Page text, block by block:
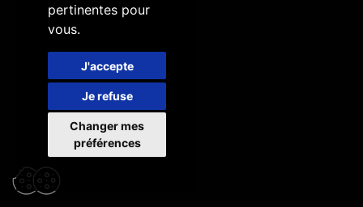
pertinentes pour
vous.
J'accepte
Je refuse
Changer mes
préférences